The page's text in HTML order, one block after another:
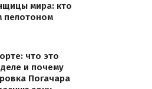
мира: кто
пелотоном
что это
и почему
Погачара